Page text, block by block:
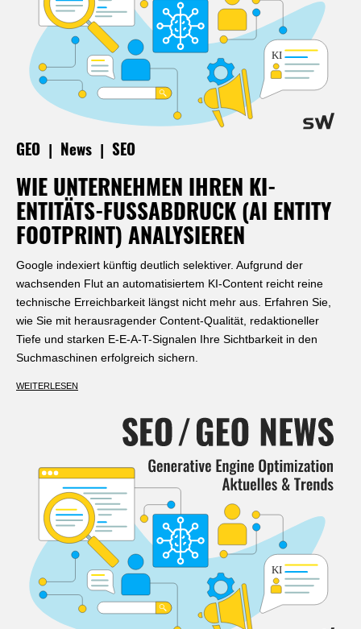
GEO News SEO
WIE UNTERNEHMEN IHREN KI-
ENTITÄTS-FUSSABDRUCK (AI ENTITY F
OOTPRINT) ANALYSIEREN
Google indexiert künftig deutlich selektiver. Aufgrund der
wachsenden Flut an automatisiertem KI-Content reicht reine
technische Erreichbarkeit längst nicht mehr aus. Erfahren Sie,
wie Sie mit herausragender Content-Qualität, redaktioneller
Tiefe und starken E-E-A-T-Signalen Ihre Sichtbarkeit in den
Suchmaschinen erfolgreich sichern.
WEITERLESEN